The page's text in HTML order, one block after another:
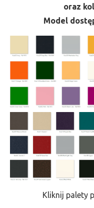
oraz
Model
Kliknij palety